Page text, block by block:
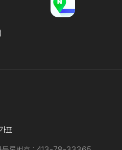
표